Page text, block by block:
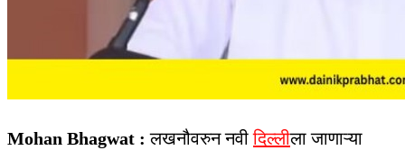
Mohan Bhagwat : लखनौवरुन नवीदिल्लीला जाणाऱ्या